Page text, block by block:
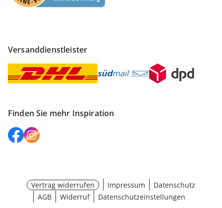
Versanddienstleister
Finden Sie mehr Inspiration
Vertrag widerrufen Impressum
Datenschutz
AGB
Widerruf Datenschutzeinstellungen